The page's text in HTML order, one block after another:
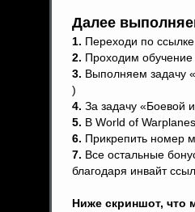
Далее
1. Переходи по ссылке
2. Проходим
3. Выполняем задачу
)
4. За задачу «Боевой
5. В World of
6. Прикрепить номер
7. Все остальные
благодаря инвайт
Ниже скриншот, что